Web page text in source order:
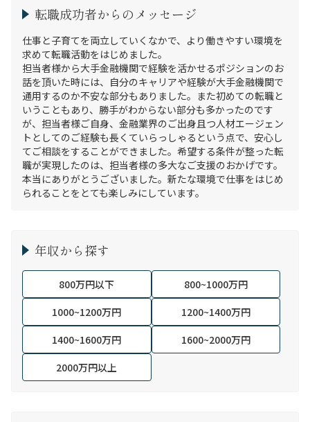
転職成功者からのメッセージ
仕事と子育てを両立していくなかで、より働きやすい環境を
求めて転職活動をはじめました。
担当者様から大手金融機関で経験を活かせるポジションのお
話を頂いた時には、自分のキャリアや経験が大手金融機関で
通用するのか不安な部分もありました。また初めての転職と
いうこともあり、勝手がわからない部分も多かったのです
が、担当者様ご自身、金融業界のご出身且つ人材エージェン
トとしてのご経験も長くていらっしゃるという点で、安心し
てご相談をすることができました。希望する条件が整った転
職が実現したのは、担当者様の多大なご支援のおかげです。
本当にありがとうございました。新たな環境で仕事をはじめ
年収から探す
800万円以下
800~1000万円
1000~1200万円
1200~1400万円
1400~1600万円
1600~2000万円
2000万円以上